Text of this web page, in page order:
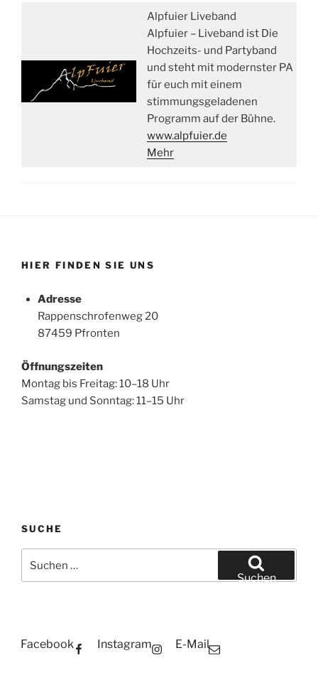
Alpfuier Liveband
Alpfuier – Liveband ist Die
Hochzeits- und Partyband
und steht mit modernster PA
für euch mit einem
stimmungsgeladenen
Programm auf der Bühne.
www.alpfuier.de
Mehr
HIER FINDEN SIE UNS
Adresse
Rappenschrofenweg 20
87459 Pfronten
Öffnungszeiten
Montag bis Freitag: 10–18 Uhr
Samstag und Sonntag: 11–15 Uhr
SUCHE
nach:
Suchen
Facebook Instagram E-Mail